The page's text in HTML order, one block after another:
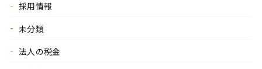
採用情報
未分類
法人の税金